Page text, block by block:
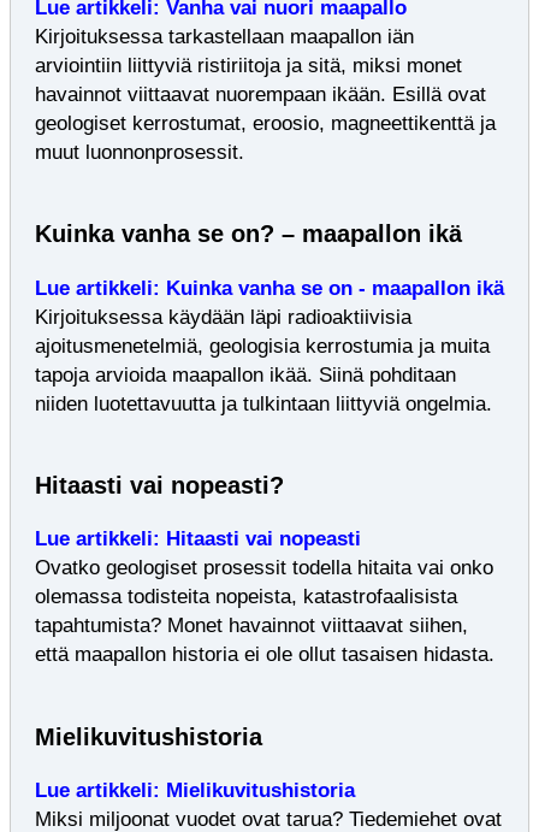
Lue artikkeli: Vanha vai nuori maapallo
Kirjoituksessa tarkastellaan maapallon iän
arviointiin liittyviä ristiriitoja ja sitä, miksi monet
havainnot viittaavat nuorempaan ikään. Esillä ovat
geologiset kerrostumat, eroosio, magneettikenttä ja
muut luonnonprosessit.
Kuinka vanha se on? – maapallon ikä
Lue artikkeli: Kuinka vanha se on - maapallon ikä
Kirjoituksessa käydään läpi radioaktiivisia
ajoitusmenetelmiä, geologisia kerrostumia ja muita
tapoja arvioida maapallon ikää. Siinä pohditaan
niiden luotettavuutta ja tulkintaan liittyviä ongelmia.
Hitaasti vai nopeasti?
Lue artikkeli: Hitaasti vai nopeasti
Ovatko geologiset prosessit todella hitaita vai onko
olemassa todisteita nopeista, katastrofaalisista
tapahtumista? Monet havainnot viittaavat siihen,
että maapallon historia ei ole ollut tasaisen hidasta.
Mielikuvitushistoria
Lue artikkeli: Mielikuvitushistoria
Miksi miljoonat vuodet ovat tarua? Tiedemiehet ovat